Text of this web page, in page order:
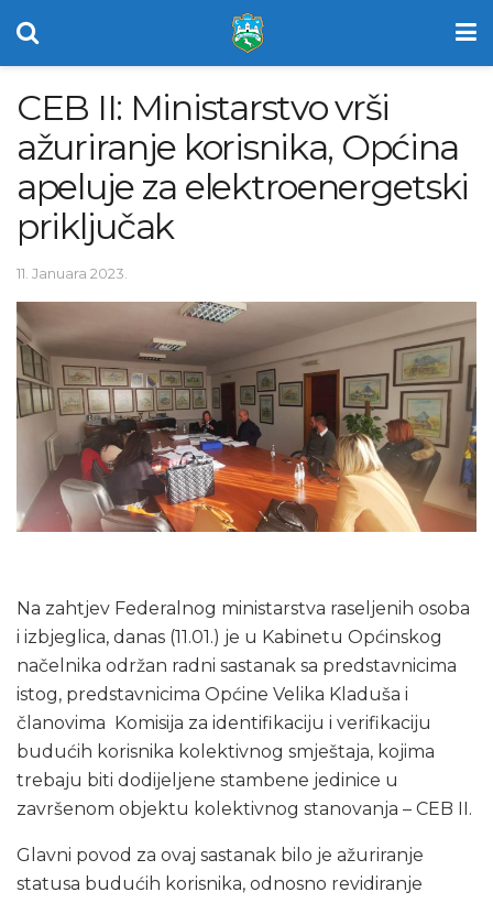
CEB II: Ministarstvo vrši
ažuriranje korisnika, Općina
apeluje za elektroenergetski
priključak
11. Januara 2023.
Na zahtjev Federalnog ministarstva raseljenih osoba
i izbjeglica, danas (11.01.) je u Kabinetu Općinskog
načelnika održan radni sastanak sa predstavnicima
istog, predstavnicima Općine Velika Kladuša i
članovima Komisija za identifikaciju i verifikaciju
budućih korisnika kolektivnog smještaja, kojima
trebaju biti dodijeljene stambene jedinice u
završenom objektu kolektivnog stanovanja – CEB II.
Glavni povod za ovaj sastanak bilo je ažuriranje
statusa budućih korisnika, odnosno revidiranje